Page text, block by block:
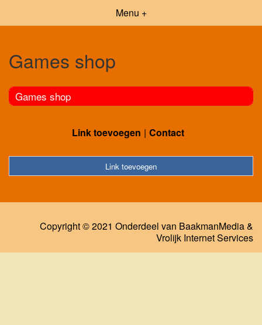
Menu +
Games shop
Games shop
Link toevoegen Contact
Link toevoegen
Copyright © 2021 Onderdeel van BaakmanMedia&
Vrolijk Internet Services